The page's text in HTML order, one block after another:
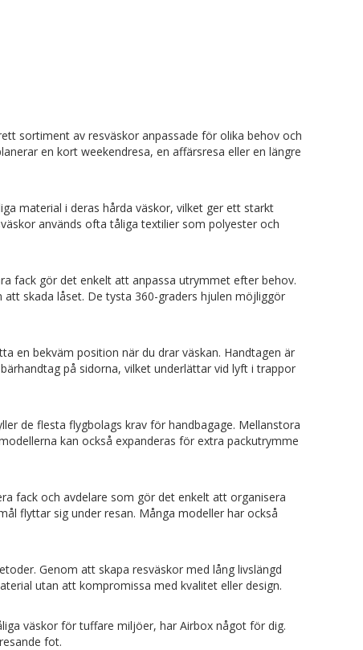
sortiment av resväskor anpassade för olika behov och
en kort weekendresa, en affärsresa eller en längre
material i deras hårda väskor, vilket ger ett starkt
används ofta tåliga textilier som polyester och
fack gör det enkelt att anpassa utrymmet efter behov.
skada låset. De tysta 360-graders hjulen möjliggör
en bekväm position när du drar väskan. Handtagen är
på sidorna, vilket underlättar vid lyft i trappor
de flesta flygbolags krav för handbagage. Mellanstora
kan också expanderas för extra packutrymme
fack och avdelare som gör det enkelt att organisera
flyttar sig under resan. Många modeller har också
Genom att skapa resväskor med lång livslängd
utan att kompromissa med kvalitet eller design.
väskor för tuffare miljöer, har Airbox något för dig.
fot.